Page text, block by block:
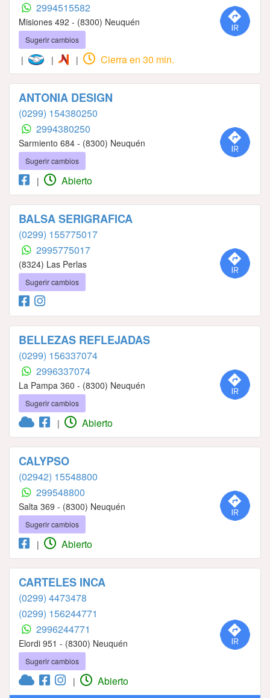
2994515582
Misiones 492 - (8300) Neuquén
Sugerir cambios
| | | Cierra en 30 min.
ANTONIA DESIGN
(0299) 154380250
2994380250
Sarmiento 684 - (8300) Neuquén
Sugerir cambios
| Abierto
BALSA SERIGRAFICA
(0299) 155775017
2995775017
(8324) Las Perlas
Sugerir cambios
BELLEZAS REFLEJADAS
(0299) 156337074
2996337074
La Pampa 360 - (8300) Neuquén
Sugerir cambios
| Abierto
CALYPSO
(02942) 15548800
299548800
Salta 369 - (8300) Neuquén
Sugerir cambios
| Abierto
CARTELES INCA
(0299) 4473478
(0299) 156244771
2996244771
Elordi 951 - (8300) Neuquén
Sugerir cambios
| Abierto